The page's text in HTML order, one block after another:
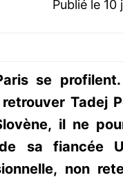
Publié le
se
Tadej
il ne
sa fiancée
non